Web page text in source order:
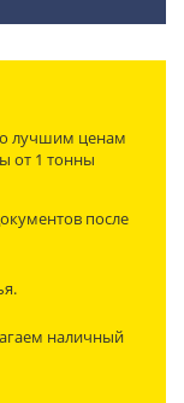
лучшим ценам
от 1 тонны
после
наличный